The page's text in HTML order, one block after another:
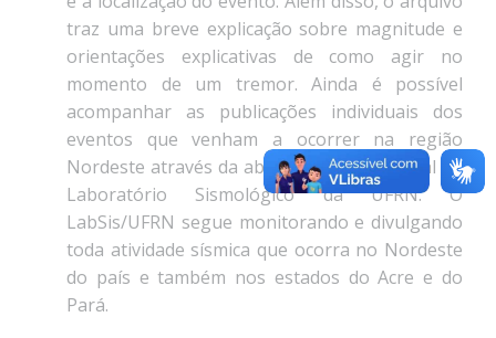
traz uma breve explicação sobre magnitude e
orientações explicativas de como agir no
momento de um tremor. Ainda é possível
acompanhar as publicações individuais dos
eventos que venham a ocorrer na região
Nordeste através da aba 'notícias' do portal do
Laboratório Sismológico da UFRN. O
LabSis/UFRN segue monitorando e divulgando
toda atividade sísmica que ocorra no Nordeste
do país e também nos estados do Acre e do
Pará.